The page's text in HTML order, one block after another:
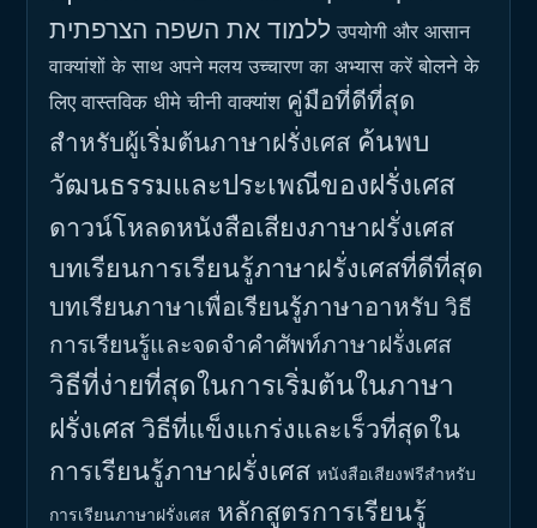
ללמוד את השפה הצרפתית उपयोगी और आसान
वाक्यांशों के साथ अपने मलय उच्चारण का अभ्यास करें बोलने के
लिए वास्तविक धीमे चीनी वाक्यांश คู่มือที่ดีที่สุด
สำหรับผู้เริ่มต้นภาษาฝรั่งเศส ค้นพบ
วัฒนธรรมและประเพณีของฝรั่งเศส
ดาวน์โหลดหนังสือเสียงภาษาฝรั่งเศส
บทเรียนการเรียนรู้ภาษาฝรั่งเศสที่ดีที่สุด
บทเรียนภาษาเพื่อเรียนรู้ภาษาอาหรับ วิธี
การเรียนรู้และจดจำคำศัพท์ภาษาฝรั่งเศส
วิธีที่ง่ายที่สุดในการเริ่มต้นในภาษา
ฝรั่งเศสวิธีที่แข็งแกร่งและเร็วที่สุดใน
การเรียนรู้ภาษาฝรั่งเศส หนังสือเสียงฟรีสำหรับ
การเรียนภาษาฝรั่งเศส หลักสูตรการเรียนรู้